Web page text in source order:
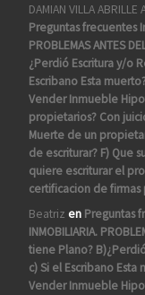
DAMIAN VILLA
Preguntas frecuentes
PROBLEMAS ANTES
¿Perdió Escritura y/o
Escribano Esta
Vender Inmueble
propietarios? Con
Muerte de un
de escriturar? F) Que
quiere escriturar el
certificacion de firmas
Beatriz en Preguntas
INMOBILIARIA.
tiene Plano?
c) Si el Escribano
Vender Inmueble